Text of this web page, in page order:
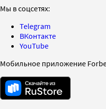
Мы в соцсетях:
Telegram
ВКонтакте
YouTube
Мобильное приложение